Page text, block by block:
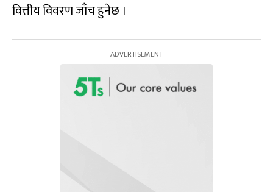
वित्तीय विवरण जाँच हुनेछ ।